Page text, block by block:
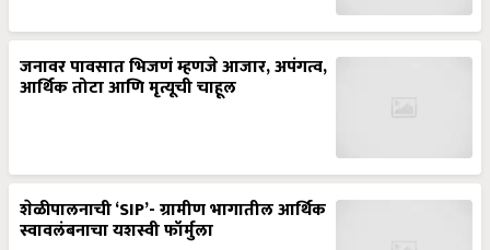
जनावर पावसात भिजणं म्हणजे आजार, अपंगत्व,
आर्थिक तोटा आणि मृत्यूची चाहूल
शेळीपालनाची ‘SIP’- ग्रामीण भागातील आर्थिक
स्वावलंबनाचा यशस्वी फॉर्मुला